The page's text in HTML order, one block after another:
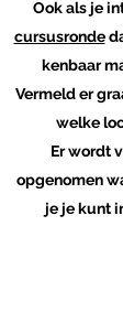
Ook als je
cursusronde
kenbaar
Vermeld er
welke
Er wordt
opgenomen
je je kunt